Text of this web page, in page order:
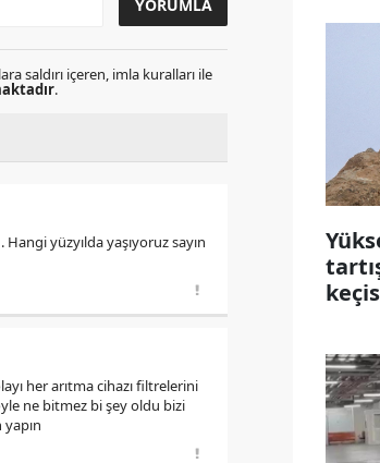
saldırı içeren, imla kuralları ile
.
yüzyılda yaşıyoruz sayın
her arıtma cihazı filtrelerini
ne bitmez bi şey oldu bizi